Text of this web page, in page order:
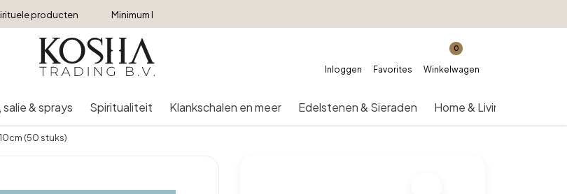
producten Minimum bestelbedrag €250
Inloggen Favorites
0
Winkelwagen
& sprays Spiritualiteit Klankschalen en meer Edelstenen & Sieraden Home & Living
(50 stuks)